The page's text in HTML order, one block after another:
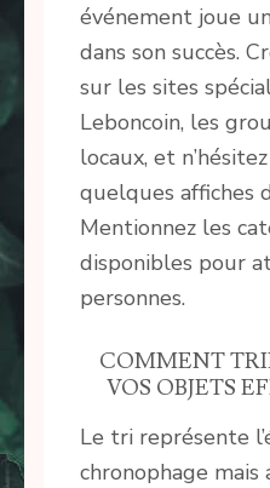
événement joue
dans son succès.
sur les sites
Leboncoin, les
locaux, et
quelques affiches
Mentionnez les
disponibles pour
personnes.
COMMENT
VOS OBJETS
Le tri représente
chronophage mais